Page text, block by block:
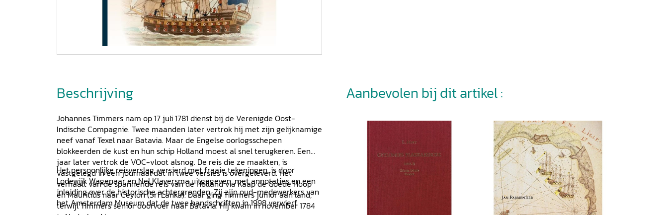
Beschrijving
Johannes Timmers nam op 17 juli 1781 dienst bij de Verenigde Oost-
Indische Compagnie. Twee maanden later vertrok hij met zijn gelijknamige
neef vanaf Texel naar Batavia. Maar de Engelse oorlogsschepen
blokkeerden de kust en hun schip Holland moest al snel terugkeren. Een
jaar later vertrok de VOC-vloot alsnog. De reis die ze maakten, is
vastgelegd in een journaal dat in twee versies is overgeleverd. Het
verhaalt van de spannende reis van de Holland via Kaap de Goede Hoop
en Mauritius naar Ceylon (Sri Lanka). Daar ging Timmers junior aan land,
terwijl Timmers senior doorvoer naar Batavia. Hij kwam in november 1784
Het persoonlijke reisverslag, versierd met fraaie tekeningen, is door
Lodewijk Wagenaar en Nel Klaversma uitgegeven, met annotaties en een
inleiding over de historische achtergronden. Zij zijn oud-medewerkers van
het Amsterdam Museum dat de twee handschriften in 1998 verwierf.
Aanbevolen bij dit artikel :